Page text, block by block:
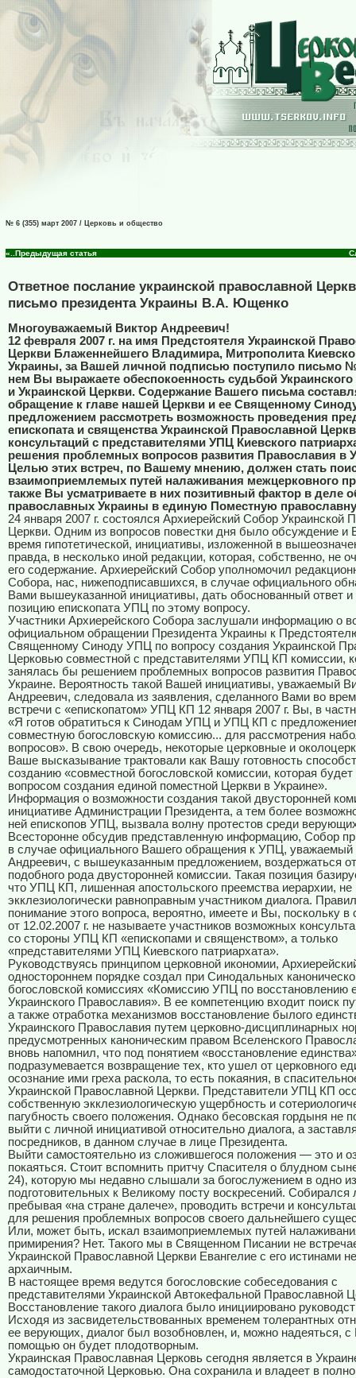
№ 6 (355) март 2007 / Церковь и общество
«..Предыдущая статья
Ответное послание украинской православной
письмо президента Украины В.А. Ющенко
Многоуважаемый Виктор Андреевич!
12 февраля 2007 г. на имя Предстоятеля Украинской
Церкви Блаженнейшего Владимира, Митрополита
Украины, за Вашей личной подписью поступило письмо
нем Вы выражаете обеспокоенность судьбой
и Украинской Церкви. Содержание Вашего письма
обращение к главе нашей Церкви и ее Священному
предложением рассмотреть возможность проведения
епископата и священства Украинской Православной
консультаций с представителями УПЦ Киевского
решения проблемных вопросов развития Православия в
Целью этих встреч, по Вашему мнению, должен стать
взаимоприемлемых путей налаживания межцерковного
также Вы усматриваете в них позитивный фактор в деле
православных Украины в единую Поместную
24 января 2007 г. состоялся Архиерейский Собор Украинской
Церкви. Одним из вопросов повестки дня было обсуждение и
время гипотетической, инициативы, изложенной в
правда, в несколько иной редакции, которая, собственно, не
его содержание. Архиерейский Собор уполномочил
Собора, нас, нижеподписавшихся, в случае официального
Вами вышеуказанной инициативы, дать обоснованный ответ и
позицию епископата УПЦ по этому вопросу.
Участники Архиерейского Собора заслушали информацию о
официальном обращении Президента Украины к
Священному Синоду УПЦ по вопросу создания Украинской
Церковью совместной с представителями УПЦ КП комиссии,
занялась бы решением проблемных вопросов развития
Украине. Вероятность такой Вашей инициативы, уважаемый
Андреевич, следовала из заявления, сделанного Вами во
встречи с «епископатом» УПЦ КП 12 января 2007 г. Вы, в
«Я готов обратиться к Синодам УПЦ и УПЦ КП с
совместную богословскую комиссию... для рассмотрения
вопросов». В свою очередь, некоторые церковные и
Ваше высказывание трактовали как Вашу готовность
созданию «совместной богословской комиссии, которая будет
вопросом создания единой поместной Церкви в Украине».
Информация о возможности создания такой двусторонней
инициативе Администрации Президента, а тем более
ней епископов УПЦ, вызвала волну протестов среди
Всесторонне обсудив представленную информацию, Собор
в случае официального Вашего обращения к УПЦ, уважаемый
Андреевич, с вышеуказанным предложением, воздержаться
подобного рода двусторонней комиссии. Такая позиция
что УПЦ КП, лишенная апостольского преемства иерархии,
экклезиологически равноправным участником диалога.
понимание этого вопроса, вероятно, имеете и Вы, поскольку в
от 12.02.2007 г. не называете участников возможных
со стороны УПЦ КП «епископами и священством», а только
«представителями УПЦ Киевского патриархата».
Руководствуясь принципом церковной икономии,
одностороннем порядке создал при Синодальных
богословской комиссиях «Комиссию УПЦ по восстановлению
Украинского Православия». В ее компетенцию входит поиск
а также отработка механизмов восстановление былого
Украинского Православия путем церковно-дисциплинарных
предусмотренных каноническим правом Вселенского
вновь напомнил, что под понятием «восстановление
подразумевается возвращение тех, кто ушел от церковного
осознание ими греха раскола, то есть покаяния, в
Украинской Православной Церкви. Представители УПЦ КП
собственную экклезиологическую ущербность и
пагубность своего положения. Однако бесовская гордыня не
выйти с личной инициативой относительно диалога, а
посредников, в данном случае в лице Президента.
Выйти самостоятельно из сложившегося положения — это и
покаяться. Стоит вспомнить притчу Спасителя о блудном
24), которую мы недавно слышали за богослужением в одно из
подготовительных к Великому посту воскресений. Собирался
пребывая «на стране далече», проводить встречи и
для решения проблемных вопросов своего дальнейшего
Или, может быть, искал взаимоприемлемых путей
примирения? Нет. Такого мы в Священном Писании не
Украинской Православной Церкви Евангелие с его истинами
архаичным.
В настоящее время ведутся богословские собеседования с
представителями Украинской Автокефальной Православной
Восстановление такого диалога было инициировано
Исходя из засвидетельствованных временем толерантных
ее верующих, диалог был возобновлен, и, можно надеяться, с
помощью он будет плодотворным.
Украинская Православная Церковь сегодня является в
самодостаточной Церковью. Она сохранила и владеет в